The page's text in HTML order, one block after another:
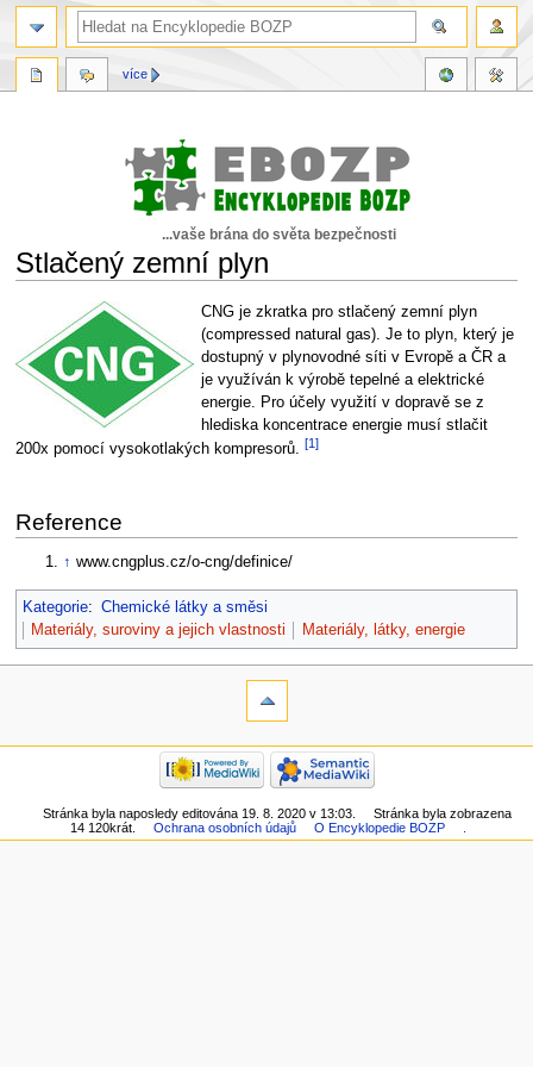
...vaše brána do světa bezpečnosti
Stlačený zemní plyn
navigaci
vyhledávání
CNG je zkratka pro stlačený zemní plyn
(compressed natural gas). Je to plyn, který je
dostupný v plynovodné síti v Evropě a ČR a
je využíván k výrobě tepelné a elektrické
energie. Pro účely využití v dopravě se z
hlediska koncentrace energie musí stlačit
200x pomocí vysokotlakých kompresorů. [1]
Reference
↑ www.cngplus.cz/o-cng/definice/
Kategorie: Chemické látky a směsi
Materiály, suroviny a jejich vlastnosti
Materiály, látky, energie
více
Stránka byla naposledy editována 19. 8. 2020 v 13:03.
Stránka byla zobrazena
14 120krát.
Ochrana osobních údajů O Encyklopedie BOZP